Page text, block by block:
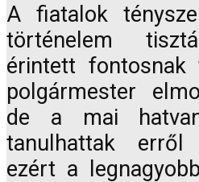
A fiatalok
történelem
érintett
polgármester
de a mai
tanulhattak erről
ezért a